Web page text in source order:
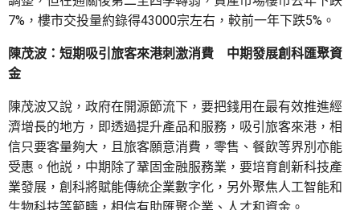
7%，樓市交投量約錄得43000宗左右，較前一年下跌5%。
陳茂波：短期吸引旅客來港刺激消費 中期發展創科匯聚資
金
陳茂波又說，政府在開源節流下，要把錢用在最有效推進經
濟增長的地方，即透過提升產品和服務，吸引旅客來港，相
信只要客量夠大，且旅客願意消費，零售、餐飲等界別亦能
受惠。他説，中期除了鞏固金融服務業，要培育創新科技產
業發展，創科將賦能傳統企業數字化，另外聚焦人工智能和